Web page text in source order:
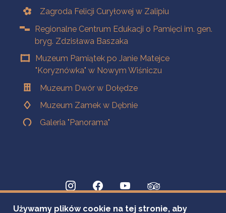
Zagroda Felicji Curyłowej w Zalipiu
Regionalne Centrum Edukacji o Pamięci im. gen.
bryg. Zdzisława Baszaka
Muzeum Pamiątek po Janie Matejce
"Koryznówka" w Nowym Wiśniczu
Muzeum Dwór w Dołędze
Muzeum Zamek w Dębnie
Galeria "Panorama"
Używamy plików cookie na tej stronie, aby